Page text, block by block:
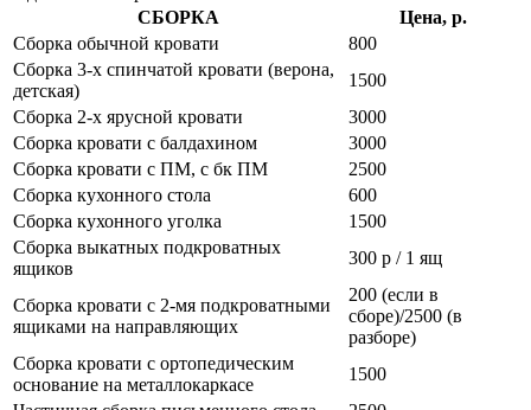
СБОРКА
Цена, р.
Сборка обычной кровати
800
Сборка 3-х спинчатой кровати (верона,
детская)
1500
Сборка 2-х ярусной кровати
3000
Сборка кровати с балдахином
3000
Сборка кровати с ПМ, с бк ПМ
2500
Сборка кухонного стола
600
Сборка кухонного уголка
1500
Сборка выкатных подкроватных
ящиков
300 р / 1 ящ
Сборка кровати с 2-мя подкроватными
ящиками на направляющих
200 (если в
сборе)/2500 (в
разборе)
Сборка кровати с ортопедическим
основание на металлокаркасе
1500